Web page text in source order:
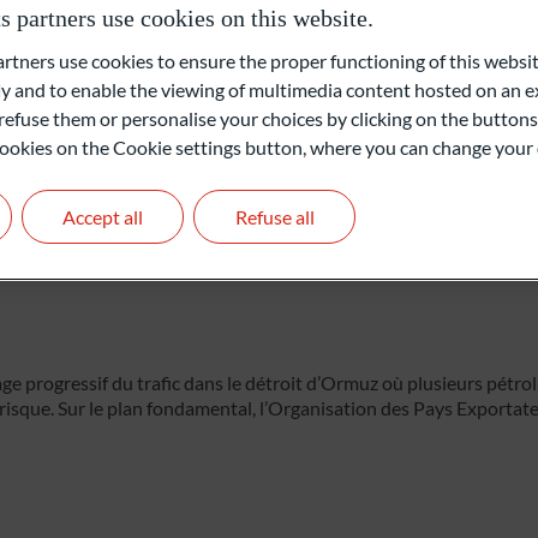
en hausse, en grande partie grâce à l’optimisme suscité par
inchangés, comme prévu, mais les investisseurs ont revu
ont laissé entendre qu’une nouvelle hausse des taux
mercredi. En fin de semaine, la détente des rendements
conducteurs ont contribué à alimenter un rebond. Sur la
en début de semaine ont permis à la société de devenir
progressif du trafic dans le détroit d’Ormuz où plusieurs
Sur le plan fondamental, l’Organisation des Pays
partners use cookies on this website.
use cookies to ensure the proper functioning of this
and to enable the viewing of multimedia content hosted on an
them or personalise your choices by clicking on the
on the Cookie settings button, where you can change your
Refuse all
Accept all